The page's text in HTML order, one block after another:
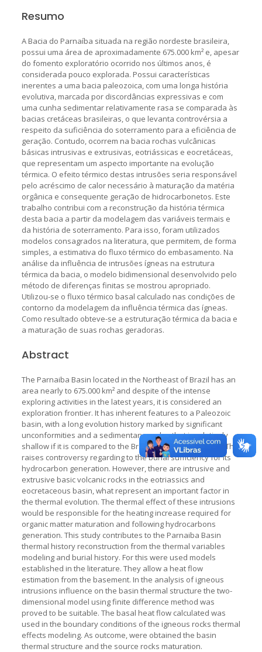
Resumo
A Bacia do Parnaíba situada na região nordeste brasileira,
possui uma área de aproximadamente 675.000 km² e, apesar
do fomento exploratório ocorrido nos últimos anos, é
considerada pouco explorada. Possui características
inerentes a uma bacia paleozoica, com uma longa história
evolutiva, marcada por discordâncias expressivas e com
uma cunha sedimentar relativamente rasa se comparada às
bacias cretáceas brasileiras, o que levanta controvérsia a
respeito da suficiência do soterramento para a eficiência de
geração. Contudo, ocorrem na bacia rochas vulcânicas
básicas intrusivas e extrusivas, eotriássicas e eocretáceas,
que representam um aspecto importante na evolução
térmica. O efeito térmico destas intrusões seria responsável
pelo acréscimo de calor necessário à maturação da matéria
orgânica e consequente geração de hidrocarbonetos. Este
trabalho contribui com a reconstrução da história térmica
desta bacia a partir da modelagem das variáveis termais e
da história de soterramento. Para isso, foram utilizados
modelos consagrados na literatura, que permitem, de forma
simples, a estimativa do fluxo térmico do embasamento. Na
análise da influência de intrusões ígneas na estrutura
térmica da bacia, o modelo bidimensional desenvolvido pelo
método de diferenças finitas se mostrou apropriado.
Utilizou-se o fluxo térmico basal calculado nas condições de
contorno da modelagem da influência térmica das ígneas.
Como resultado obteve-se a estruturação térmica da bacia e
a maturação de suas rochas geradoras.
Abstract
The Parnaiba Basin located in the Northeast of Brazil has an
area nearly to 675.000 km² and despite of the intense
exploring activities in the latest years, it is considered an
exploration frontier. It has inherent features to a Paleozoic
basin, with a long evolution history marked by significant
unconformities and a sedimentary wedge that is relatively
shallow if it is compared to the Brazilian Cretacics basins. This
raises controversy regarding to the burial sufficiency for its
hydrocarbon generation. However, there are intrusive and
extrusive basic volcanic rocks in the eotriassics and
eocretaceous basin, what represent an important factor in
the thermal evolution. The thermal effect of these intrusions
would be responsible for the heating increase required for
organic matter maturation and following hydrocarbons
generation. This study contributes to the Parnaiba Basin
thermal history reconstruction from the thermal variables
modeling and burial history. For this were used models
established in the literature. They allow a heat flow
estimation from the basement. In the analysis of igneous
intrusions influence on the basin thermal structure the two-
dimensional model using finite difference method was
proved to be suitable. The basal heat flow calculated was
used in the boundary conditions of the igneous rocks thermal
effects modeling. As outcome, were obtained the basin
thermal structure and the source rocks maturation.